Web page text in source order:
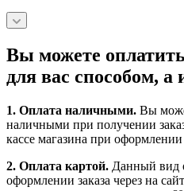
Вы можете
для вас способом, а
1. Оплата наличными. Вы
наличными при получении
кассе магазина при
2. Оплата картой. Данный вид
оформлении заказа через на